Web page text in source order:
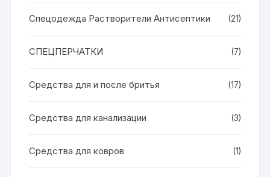
Спецодежда Растворители Антисептики (21)
СПЕЦПЕРЧАТКИ (7)
Средства для и после бритья (17)
Средства для канализации (3)
Средства для ковров (1)